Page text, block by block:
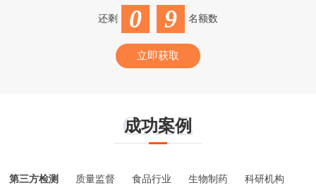
还剩 0 9 名额数
立即获取
成功案例
CASE
第三方检测 质量监督 食品行业 生物制药 科研机构